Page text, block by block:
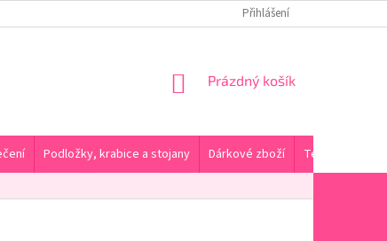
DOPRAVY A PLATBA KONTAKTY A PRODEJNAPřihlášení
NÁKUPNÍ
Prázdný košík
Podložky, krabice a stojany Dárkové zboží Tématické